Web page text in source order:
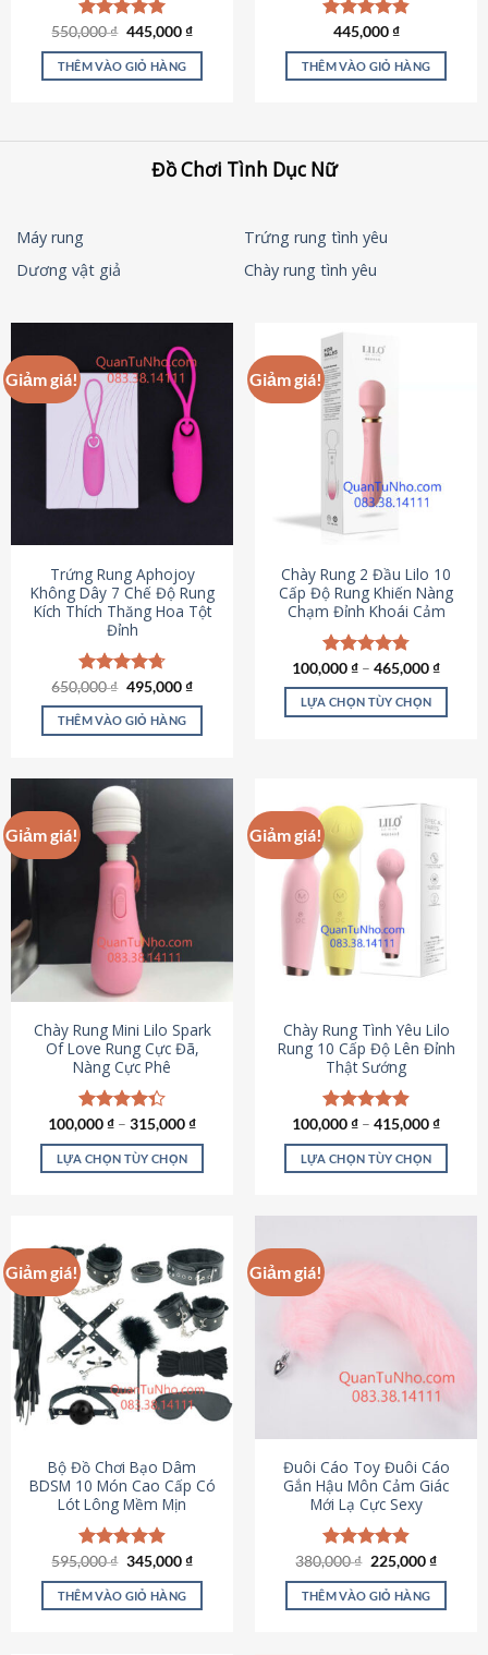
Được xếp
hạng5.00
5 sao
550,000₫ Giá
là:
550,000 ₫.
445,000₫Giá
tại
THÊM VÀO GIỎ HÀNG
Được xếp
hạng4.84
5 sao
445,000₫
THÊM VÀO GIỎ HÀNG
Đồ Chơi Tình Dục Nữ
Máy rung
Trứng rung tình yêu
Dương vật giả
Chày rung tình yêu
Giảm giá!
Trứng Rung Aphojoy
Không Dây 7 Chế Độ Rung
Kích Thích Thăng Hoa Tột
Đỉnh
Được xếp
hạng4.72
5 sao
650,000₫ Giá
là:
650,000 ₫.
495,000₫Giá
tại
495,000 ₫.
THÊM VÀO GIỎ HÀNG
Giảm giá!
Chày Rung 2 Đầu Lilo 10
Cấp Độ Rung Khiến Nàng
Chạm Đỉnh Khoái Cảm
Được xếp
hạng4.80
5 sao
100,000₫ – 465,000₫
LỰA CHỌN TÙY CHỌN
nhiều
biến
thể.
Các
chọn
thể
chọn
trên
trang
sản
phẩm
Giảm giá!
Chày Rung Mini Lilo Spark
Of Love Rung Cực Đã,
Nàng Cực Phê
Được xếp
hạng4.33
5 sao
100,000₫ – 315,000₫
LỰA CHỌN TÙY CHỌN
có
nhiều
biến
thể.
Các
tùy
chọn
có
chọn
trên
trang
sản
phẩm
Giảm giá!
Chày Rung Tình Yêu Lilo
Rung 10 Cấp Độ Lên Đỉnh
Thật Sướng
Được xếp
hạng4.94
5 sao
100,000₫ – 415,000₫
LỰA CHỌN TÙY CHỌN
biến
thể.
chọn
chọn
trên
trang
sản
phẩm
Giảm giá!
Bộ Đồ Chơi Bạo Dâm
BDSM 10 Món Cao Cấp Có
Lót Lông Mềm Mịn
Được xếp
hạng4.88
5 sao
595,000₫ Giá
là:
595,000 ₫.
345,000₫Giá
tại
THÊM VÀO GIỎ HÀNG
Giảm giá!
Đuôi Cáo Toy Đuôi Cáo
Gắn Hậu Môn Cảm Giác
Mới Lạ Cực Sexy
Được xếp
hạng4.88
5 sao
380,000₫ Giá
là:
380,000 ₫.
225,000₫Giá
tại
THÊM VÀO GIỎ HÀNG